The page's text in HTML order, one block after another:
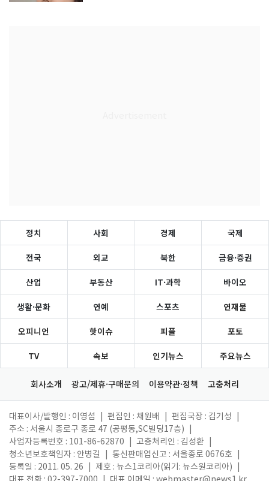
정치 사회 경제 국제
전국 외교 북한 금융·증권
산업 부동산 IT·과학 바이오
생활·문화 연예 스포츠 연재물
오피니언 핫이슈 피플 포토
TV 속보 인기뉴스 주요뉴스
회사소개 광고/제휴·구매문의 이용약관·정책 고충처리
대표이사/발행인 : 이영섭 편집인 : 채원배 편집국장 : 김기성
주소 : 서울시 종로구 종로 47 (공평동,SC빌딩17층)
사업자등록번호 : 101-86-62870
고충처리인 : 김성환
청소년보호책임자 : 안병길
통신판매업신고 : 서울종로 0676호
등록일 : 2011. 05. 26
제호 : 뉴스1코리아(읽기: 뉴스원코리아)